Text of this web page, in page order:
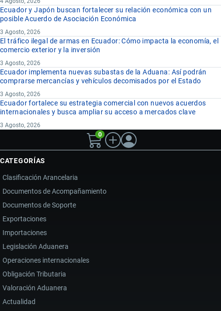
Ecuador y Japón buscan fortalecer su relación económica con un
posible Acuerdo de Asociación Económica
3 Agosto, 2026
El tráfico ilegal de armas en Ecuador: Cómo impacta la economía, el
comercio exterior y la inversión
3 Agosto, 2026
Ecuador implementa nuevas subastas de la Aduana: Así podrán
comprarse mercancías y vehículos decomisados por el Estado
3 Agosto, 2026
Ecuador fortalece su estrategia comercial con nuevos acuerdos
internacionales y busca ampliar su acceso a mercados clave
3 Agosto, 2026
0
CATEGORÍAS
Clasificación Arancelaria
Documentos de Acompañamiento
Documentos de Soporte
Exportaciones
Importaciones
Legislación Aduanera
Operaciones internacionales
Obligación Tributaria
Valoración Aduanera
Actualidad